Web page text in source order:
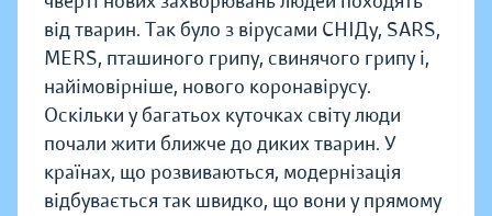
від тварин. Так було з вірусами СНІДу, SARS,
MERS, пташиного грипу, свинячого грипу і,
найімовірніше, нового коронавірусу.
Оскільки у багатьох куточках світу люди
почали жити ближче до диких тварин. У
країнах, що розвиваються, модернізація
відбувається так швидко, що вони у прямому